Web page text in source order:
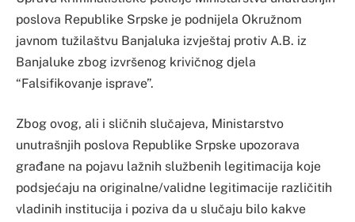
poslova Republike Srpske je podnijela Okružnom
javnom tužilaštvu Banjaluka izvještaj protiv A.B. iz
Banjaluke zbog izvršenog krivičnog djela
“Falsifikovanje isprave”.
Zbog ovog, ali i sličnih slučajeva, Ministarstvo
unutrašnjih poslova Republike Srpske upozorava
građane na pojavu lažnih službenih legitimacija koje
podsjećaju na originalne/validne legitimacije različitih
vladinih institucija i poziva da u slučaju bilo kakve